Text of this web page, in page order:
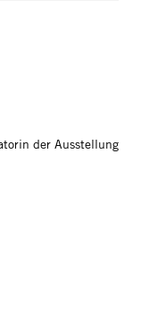
der Ausstellung